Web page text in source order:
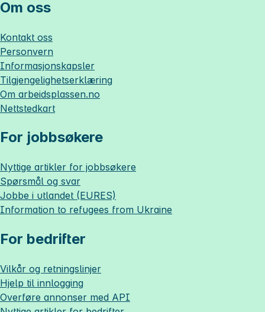
Om oss
Kontakt oss
Personvern
Informasjonskapsler
Tilgjengelighetserklæring
Om arbeidsplassen.no
Nettstedkart
For jobbsøkere
Nyttige artikler for jobbsøkere
Spørsmål og svar
Jobbe i utlandet (EURES)
Information to refugees from Ukraine
For bedrifter
Vilkår og retningslinjer
Hjelp til innlogging
Overføre annonser med API